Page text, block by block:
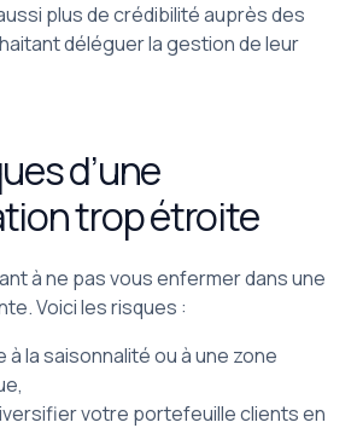
plus de crédibilité auprès des
déléguer la gestion de leur
d’une
trop étroite
à ne pas vous enfermer dans une
Voici les risques :
à la saisonnalité ou à une zone
votre portefeuille clients en